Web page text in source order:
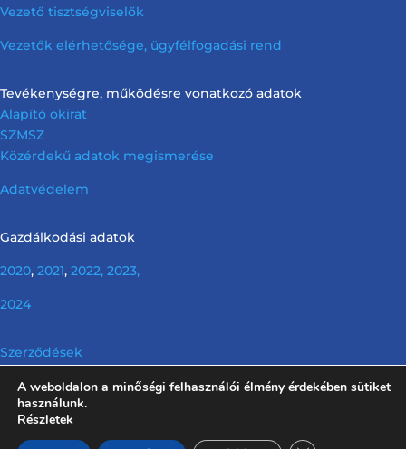
Vezető tisztségviselők
Vezetők elérhetősége, ügyfélfogadási rend
Tevékenységre, működésre vonatkozó adatok
Alapító okirat
SZMSZ
Közérdekű adatok megismerése
Adatvédelem
Gazdálkodási adatok
2020, 2021, 2022, 2023,
2024
Szerződések
Info tv. előírása szerinti nem releváns információk
A weboldalon a minőségi felhasználói élmény érdekében sütiket
használunk.
Részletek